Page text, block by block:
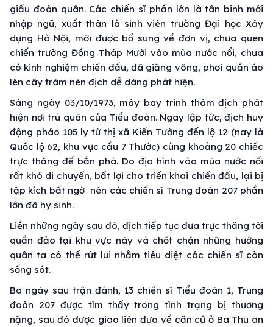
giấu đoàn quân. Các chiến sĩ phần lớn là tân binh mới
nhập ngũ, xuất thân là sinh viên trường Đại học Xây
dựng Hà Nội, mới được bổ sung về đơn vị, chưa quen
chiến trường Đồng Tháp Mười vào mùa nước nổi, chưa
có kinh nghiệm chiến đấu, đã giăng võng, phơi quần áo
lên cây tràm nên địch dễ dàng phát hiện.
Sáng ngày 03/10/1973, máy bay trinh thám địch phát
hiện nơi trú quân của Tiểu đoàn. Ngay lập tức, địch huy
động pháo 105 ly từ thị xã Kiến Tường đến lộ 12 (nay là
Quốc lộ 62, khu vực cầu 7 Thước) cùng khoảng 20 chiếc
trực thăng để bắn phá. Do địa hình vào mùa nước nổi
rất khó di chuyển, bất lợi cho triển khai chiến đấu, lại bị
tập kích bất ngờ nên các chiến sĩ Trung đoàn 207 phần
lớn đã hy sinh.
Liền những ngày sau đó, địch tiếp tục đưa trực thăng tới
quần đảo tại khu vực này và chốt chặn những hướng
quân ta có thể rút lui nhằm tiêu diệt các chiến sĩ còn
sống sót.
Ba ngày sau trận đánh, 13 chiến sĩ Tiểu đoàn 1, Trung
đoàn 207 được tìm thấy trong tình trạng bị thương
nặng, sau đó được giao liên đưa về căn cứ ở Ba Thu an